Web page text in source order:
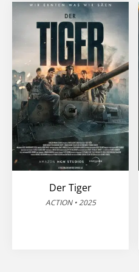
Der Tiger
ACTION • 2025